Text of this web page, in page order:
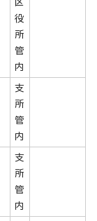
区
役
所
管
内
支
所
管
内
支
所
管
内